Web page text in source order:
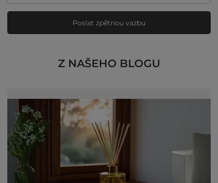
Poslat zpětnou vazbu
Z NAŠEHO BLOGU